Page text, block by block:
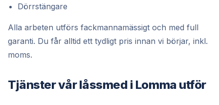
Dörrstängare
Alla arbeten utförs fackmannamässigt och med full
garanti. Du får alltid ett tydligt pris innan vi börjar, inkl.
moms.
Tjänster vår låssmed i Lomma utför